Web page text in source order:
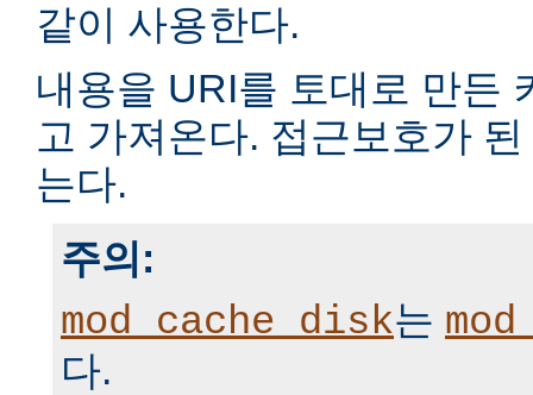
같이 사용한다.
내용을 URI를 토대로 만든
고 가져온다. 접근보호가
는다.
주의:
mod_cache_disk는
다.